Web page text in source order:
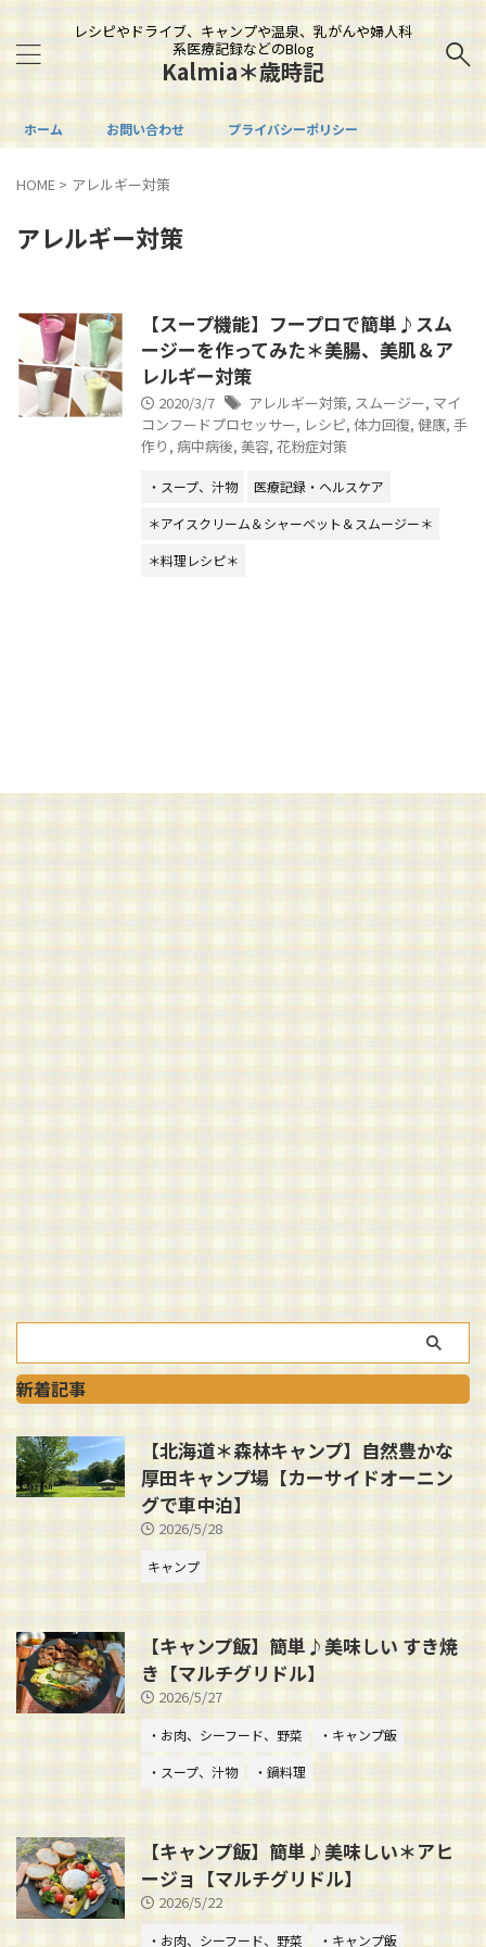
レシピやドライブ、キャンプや温泉、乳がんや婦人科
系医療記録などのBlog
Kalmia＊歳時記
ホーム お問い合わせ プライバシーポリシー
HOME > アレルギー対策
アレルギー対策
【スープ機能】フープロで簡単♪スム
ージーを作ってみた＊美腸、美肌＆ア
レルギー対策
2020/3/7 アレルギー対策, スムージー, マイ
コンフードプロセッサー, レシピ, 体力回復, 健康, 手
作り , 病中病後, 美容, 花粉症対策
・スープ、汁物
医療記録・ヘルスケア
＊アイスクリーム＆シャーベット＆スムージー＊
＊料理レシピ＊
新着記事
【北海道＊森林キャンプ】自然豊かな
厚田キャンプ場【カーサイドオーニン
グで車中泊】
2026/5/28
キャンプ
【キャンプ飯】簡単♪美味しい すき焼
き【マルチグリドル】
2026/5/27
・お肉、シーフード、野菜
・キャンプ飯
・スープ、汁物
・鍋料理
【キャンプ飯】簡単♪美味しい＊アヒ
ージョ【マルチグリドル】
2026/5/22
・お肉、シーフード、野菜 ・キャンプ飯